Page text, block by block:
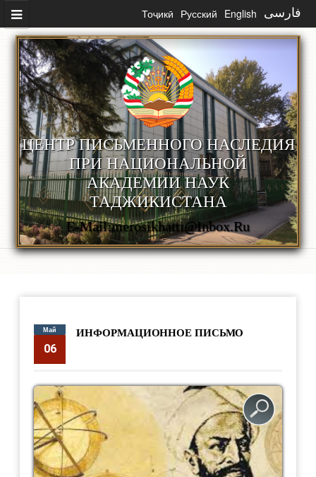
Перейти к основному содержаниюТоҷикӣ Русский English فارسی
ЦЕНТР ПИСЬМЕННОГО НАСЛЕДИЯ
ПРИ НАЦИОНАЛЬНОЙ
АКАДЕМИИ НАУК
ТАДЖИКИСТАНА
E-Mail:merosikhatti@inbox.ru
06
Май ИНФОРМАЦИОННОЕ ПИСЬМО